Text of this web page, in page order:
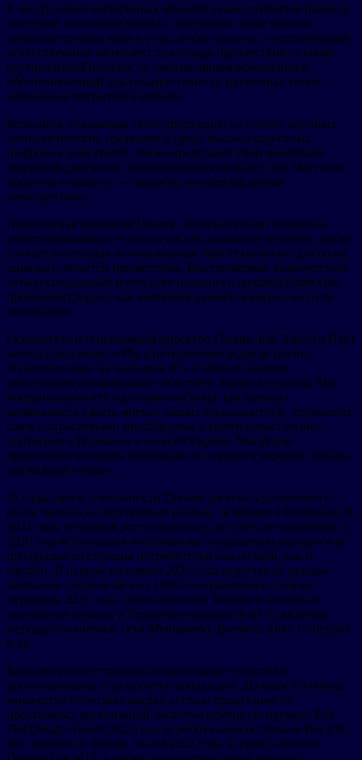
К числу новых интересных моделей также относятся пылесос
для сухой и влажной уборки, способный легко чистить
труднодоступные края и углы, робот-пылесос, использующий
искусственный интеллект для обхода препятствий, а также
вертикальный пылесос со сверхмощным всасыванием,
обеспечивающий тщательную очистку различных типов
напольных покрытий и мебели.
Компания, создающая свою продукцию на основе крупных
технологических прорывов в сфере высокоскоростных
цифровых двигателей, также представит свой новейший
цифровой двигатель, разгоняющийся до более чем 180 тысяч
оборотов в минуту — скорость, не превзойденная
конкурентами.
Новаторская компания Dreame, использующая передовые
роботизированные технологии для домашних хозяйств, также
изучает потенциал использования этой технологии для более
широких областей применения. Выставляемый бионический
четырехпедальный робот оригинального дизайна Eame One
продемонстрирует, как компания движется вперед по пути
инноваций.
Основатель и генеральный директор Dreame Юй Хао (Yu Hao)
заявил следующее: «Мы с нетерпением ждем встречи с
пользователями на выставке IFA и обмена нашими
последними инновациями на встрече лидеров отрасли. Мы
воспринимаем эту торговую выставку как ценную
возможность узнать мнение наших пользователей, установить
связь с отраслевыми инсайдерами и найти новых бизнес-
партнеров в Германии и по всей Европе. Мы будем
продолжать внедрять инновации и создавать хорошие товары
для каждой семьи».
За годы своей деятельности Dreame добилась устойчивого
роста бизнеса на зарубежных рынках, особенно в Германии. В
2021 году ее кривая роста поднялась до 150% по сравнению с
2020 годом благодаря постоянному повышению доверия к ее
продукции со стороны потребителей как онлайн, так и
офлайн. В первой половине 2022 года выручка от продаж
компании увеличилась на 100% по сравнению с тем же
периодом 2021 года. Доля компании Dreame в основных
розничных каналах в Германии превысила 80 %, включая
ведущие розничные сети Mediamarkt, Euronics, Otto, Cyberport
и др.
Компания инвестировала значительные средства в
проектирование и разработку продукции. дDreame получила
множество почетных наград за свою продукцию от
престижных организаций, включая немецкую премию Red
Dot Design Award 2022 года за робот-пылесос Dreame Bot Z10
Pro, премию iF Design Award 2022 года за робот-пылесос